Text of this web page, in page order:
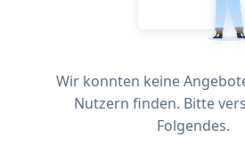
Wir konnten keine
Nutzern finden. Bitte
Folgendes.